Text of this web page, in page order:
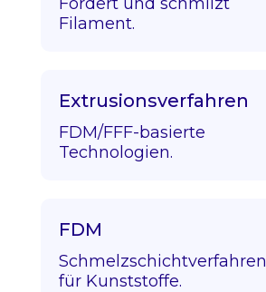
Filament.
Extrusionsverfahren
FDM/FFF-basierte
Technologien.
FDM
Schmelzschichtverfahren
für Kunststoffe.